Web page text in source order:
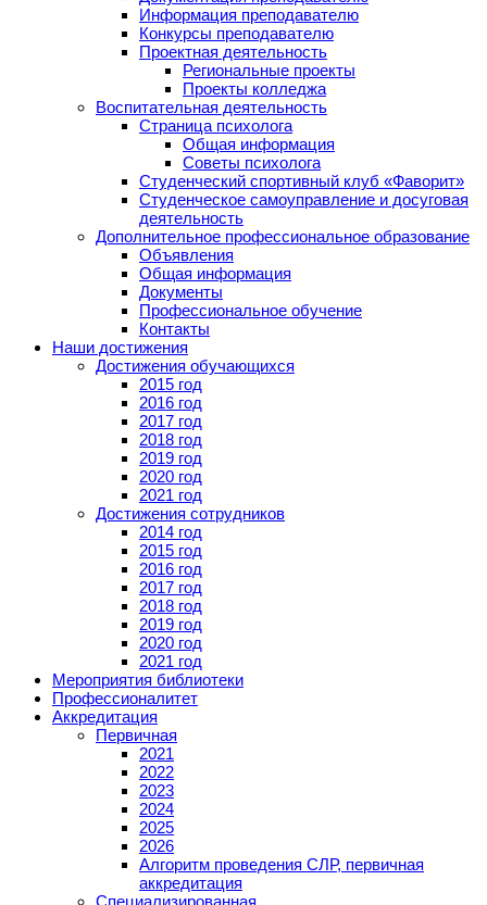
Информация преподавателю
Конкурсы преподавателю
Проектная деятельность
Региональные проекты
Проекты колледжа
Воспитательная деятельность
Страница психолога
Общая информация
Советы психолога
Студенческий спортивный клуб «Фаворит»
Студенческое самоуправление и досуговая
деятельность
Дополнительное профессиональное образование
Объявления
Общая информация
Документы
Профессиональное обучение
Контакты
Наши достижения
Достижения обучающихся
2015 год
2016 год
2017 год
2018 год
2019 год
2020 год
2021 год
Достижения сотрудников
2014 год
2015 год
2016 год
2017 год
2018 год
2019 год
2020 год
2021 год
Мероприятия библиотеки
Профессионалитет
Аккредитация
Первичная
2021
2022
2023
2024
2025
2026
Алгоритм проведения СЛР, первичная
аккредитация
Специализированная